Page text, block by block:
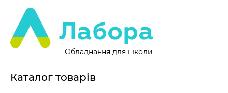
Обладнання для школи
Каталог товарів